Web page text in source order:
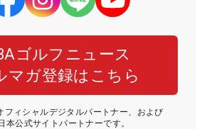
ゴルフニュース
マガ登録はこちら
フィシャルデジタルパートナー、および
本公式サイトパートナーです。